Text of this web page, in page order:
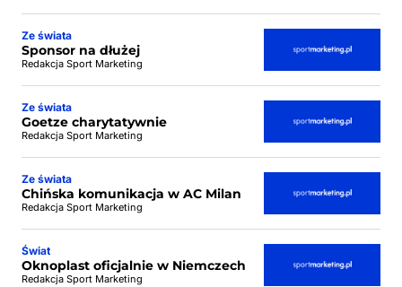
Ze świata
Sponsor na dłużej
Redakcja Sport Marketing
Ze świata
Goetze charytatywnie
Redakcja Sport Marketing
Ze świata
Chińska komunikacja w AC Milan
Redakcja Sport Marketing
Świat
Oknoplast oficjalnie w Niemczech
Redakcja Sport Marketing